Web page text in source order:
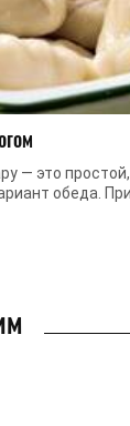
— это
обеда.
труда, а вот